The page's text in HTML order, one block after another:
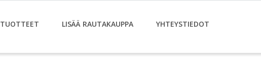
TUOTTEET LISÄÄ RAUTAKAUPPA YHTEYSTIEDOT